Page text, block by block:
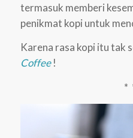
termasuk memberi
penikmat kopi untuk
Karena rasa kopi itu tak
Coffee !
*